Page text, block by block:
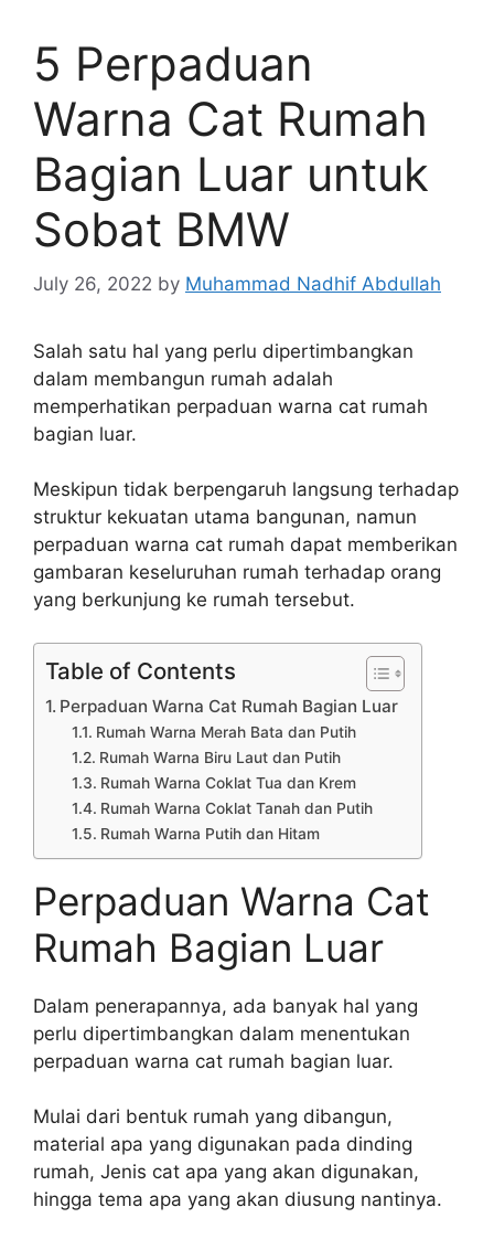
5 Perpaduan
Warna Cat Rumah
Bagian Luar untuk
Sobat BMW
July 26, 2022 by Muhammad Nadhif Abdullah
Salah satu hal yang perlu dipertimbangkan
dalam membangun rumah adalah
memperhatikan perpaduan warna cat rumah
bagian luar.
Meskipun tidak berpengaruh langsung terhadap
struktur kekuatan utama bangunan, namun
perpaduan warna cat rumah dapat memberikan
gambaran keseluruhan rumah terhadap orang
yang berkunjung ke rumah tersebut.
Table of Contents
Perpaduan Warna Cat Rumah Bagian Luar
Rumah Warna Merah Bata dan Putih
Rumah Warna Biru Laut dan Putih
Rumah Warna Coklat Tua dan Krem
Rumah Warna Coklat Tanah dan Putih
Rumah Warna Putih dan Hitam
Perpaduan Warna Cat
Rumah Bagian Luar
Dalam penerapannya, ada banyak hal yang
perlu dipertimbangkan dalam menentukan
perpaduan warna cat rumah bagian luar.
Mulai dari bentuk rumah yang dibangun,
material apa yang digunakan pada dinding
rumah, Jenis cat apa yang akan digunakan,
hingga tema apa yang akan diusung nantinya.